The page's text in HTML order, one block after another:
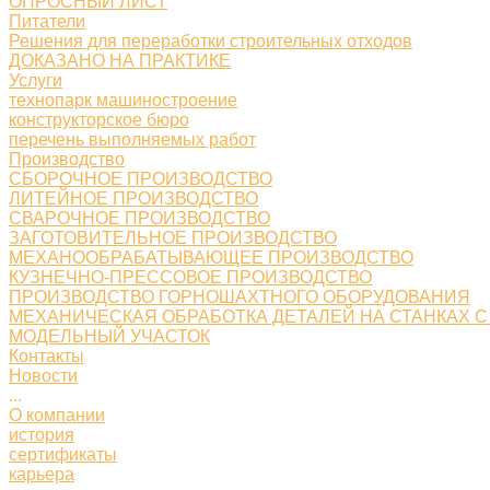
Питатели
Решения для переработки строительных отходов
ДОКАЗАНО НА ПРАКТИКЕ
Услуги
технопарк машиностроение
конструкторское бюро
перечень выполняемых работ
Производство
СБОРОЧНОЕ ПРОИЗВОДСТВО
ЛИТЕЙНОЕ ПРОИЗВОДСТВО
СВАРОЧНОЕ ПРОИЗВОДСТВО
ЗАГОТОВИТЕЛЬНОЕ ПРОИЗВОДСТВО
МЕХАНООБРАБАТЫВАЮЩЕЕ ПРОИЗВОДСТВО
КУЗНЕЧНО-ПРЕССОВОЕ ПРОИЗВОДСТВО
ПРОИЗВОДСТВО ГОРНОШАХТНОГО ОБОРУДОВАНИЯ
МЕХАНИЧЕСКАЯ ОБРАБОТКА ДЕТАЛЕЙ НА СТАНКАХ
МОДЕЛЬНЫЙ УЧАСТОК
Контакты
Новости
...
О компании
история
сертификаты
карьера